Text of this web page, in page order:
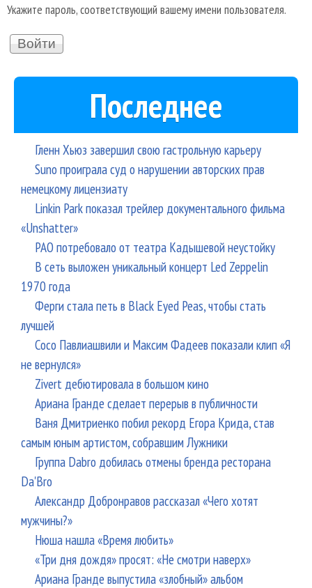
Укажите пароль, соответствующий вашему имени пользователя.
Последнее
Гленн Хьюз завершил свою гастрольную карьеру
Suno проиграла суд о нарушении авторских прав
немецкому лицензиату
Linkin Park показал трейлер документального фильма
«Unshatter»
РАО потребовало от театра Кадышевой неустойку
В сеть выложен уникальный концерт Led Zeppelin
1970 года
Ферги стала петь в Black Eyed Peas, чтобы стать
лучшей
Сосо Павлиашвили и Максим Фадеев показали клип «Я
не вернулся»
Zivert дебютировала в большом кино
Ариана Гранде сделает перерыв в публичности
Ваня Дмитриенко побил рекорд Егора Крида, став
самым юным артистом, собравшим Лужники
Группа Dabro добилась отмены бренда ресторана
Da'Bro
Александр Добронравов рассказал «Чего хотят
мужчины?»
Нюша нашла «Время любить»
«Три дня дождя» просят: «Не смотри наверх»
Ариана Гранде выпустила «злобный» альбом